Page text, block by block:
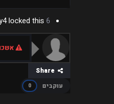
6 yr locked this נושא
עוקבים
0